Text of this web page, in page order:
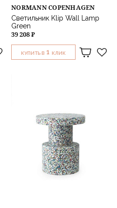
NORMANN COPENHAGEN
Светильник Klip Wall Lamp
Green
39 208 ₽
КУПИТЬ В 1 КЛИК